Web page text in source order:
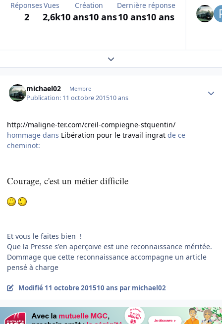
Réponses
2
Vues
2,6k
Création
10 ans10 ans
Dernière réponse
10 ans10 ans
Expand topic overview
michael02 Membre
Publication: 11 octobre 201510 ans
http://maligne-ter.com/creil-compiegne-stquentin/
hommage dans Libération pour le travail ingrat de ce
cheminot:
Courage, c'est un métier difficile
Et vous le faites bien !
Que la Presse s'en aperçoive est une reconnaissance méritée.
Dommage que cette reconnaissance accompagne un article
pensé à charge
Modifié 11 octobre 201510 ans par michael02